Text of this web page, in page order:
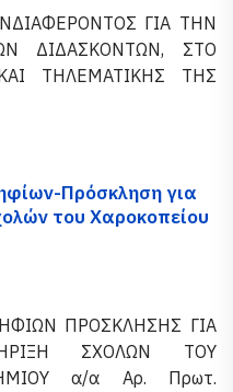
ΓΙΑ ΤΗΝ
ΔΙΔΑΣΚΟΝΤΩΝ, ΣΤΟ
ΤΗΛΕΜΑΤΙΚΗΣ ΤΗΣ
Πρόσκληση για
του Χαροκοπείου
ΠΡΟΣΚΛΗΣΗΣ ΓΙΑ
ΣΧΟΛΩΝ ΤΟΥ
α/α Αρ. Πρωτ.